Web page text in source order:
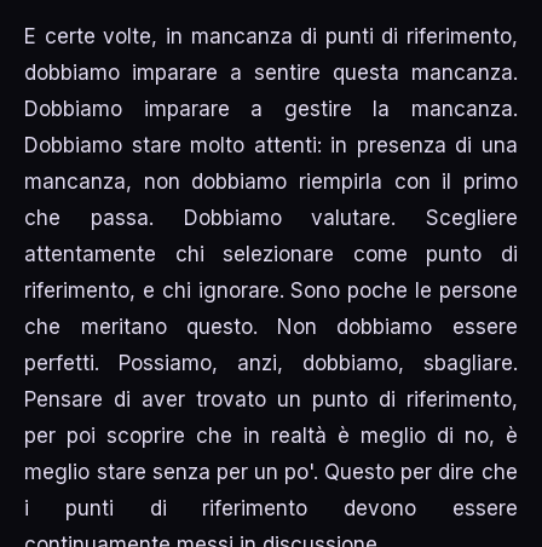
E certe volte, in mancanza di punti di riferimento,
dobbiamo imparare a sentire questa mancanza.
Dobbiamo imparare a gestire la mancanza.
Dobbiamo stare molto attenti: in presenza di una
mancanza, non dobbiamo riempirla con il primo
che passa. Dobbiamo valutare. Scegliere
attentamente chi selezionare come punto di
riferimento, e chi ignorare. Sono poche le persone
che meritano questo. Non dobbiamo essere
perfetti. Possiamo, anzi, dobbiamo, sbagliare.
Pensare di aver trovato un punto di riferimento,
per poi scoprire che in realtà è meglio di no, è
meglio stare senza per un po'. Questo per dire che
i punti di riferimento devono essere